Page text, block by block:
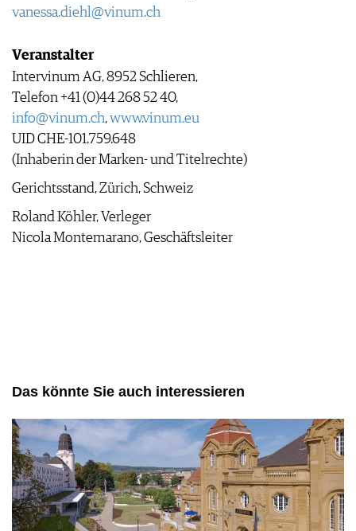
vanessa.diehl@vinum.ch
Veranstalter
Intervinum AG, 8952 Schlieren,
Telefon +41 (0)44 268 52 40,
info@vinum.ch,www.vinum.eu
UID CHE-101.759.648
(Inhaberin der Marken- und Titelrechte)
Gerichtsstand, Zürich, Schweiz
Roland Köhler, Verleger
Nicola Montemarano, Geschäftsleiter
Das könnte Sie auch interessieren